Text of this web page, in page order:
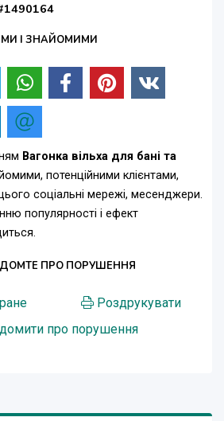
І ЗНАЙОМИМИ
Вагонка вільха для бані та
потенційними клієнтами,
соціальні мережі, месенджери.
популярності і ефект
ПРО ПОРУШЕННЯ
Роздрукувати
про порушення